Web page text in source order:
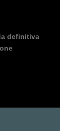
definitiva